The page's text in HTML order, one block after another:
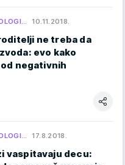
10.11.2018.
ne treba da
evo kako
negativnih
17.8.2018.
vaspitavaju decu: